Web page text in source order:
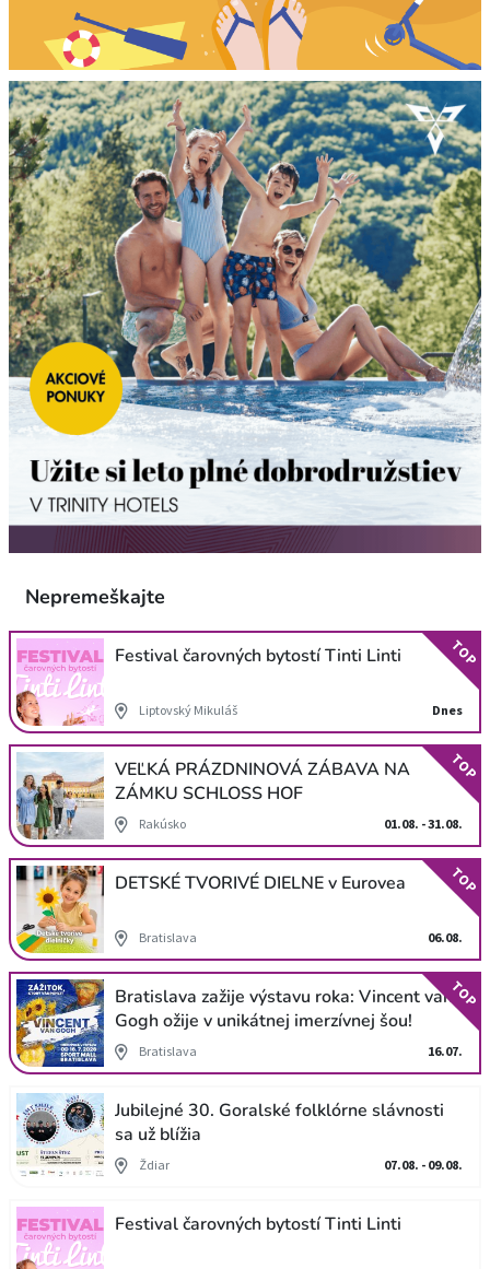
Nepremeškajte
Festival čarovných bytostí Tinti Linti
Liptovský Mikuláš Dnes
TOP
VEĽKÁ PRÁZDNINOVÁ ZÁBAVA NA
ZÁMKU SCHLOSS HOF
Rakúsko 01.08. - 31.08.
TOP
DETSKÉ TVORIVÉ DIELNE v Eurovea
Bratislava 06.08.
TOP
Bratislava zažije výstavu roka: Vincent van
Gogh ožije v unikátnej imerzívnej šou!
Bratislava 16.07.
TOP
Jubilejné 30. Goralské folklórne slávnosti
sa už blížia
Ždiar 07.08. - 09.08.
Festival čarovných bytostí Tinti Linti